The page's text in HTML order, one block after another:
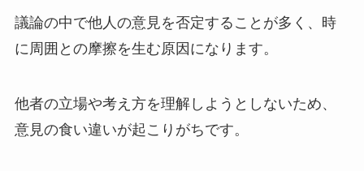
議論の中で他人の意見を否定することが多く、時
に周囲との摩擦を生む原因になります。
他者の立場や考え方を理解しようとしないため、
意見の食い違いが起こりがちです。